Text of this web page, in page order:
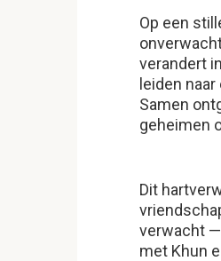
Op een
verandert
leiden
Samen
geheimen
Dit
verwacht —
met Khun